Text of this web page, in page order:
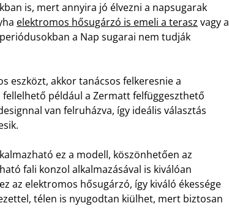
is, mert annyira jó élvezni a napsugarak
elektromos hősugárzó is emeli a terasz vagy a
a Nap sugarai nem tudják
eszközt, akkor tanácsos felkeresnie a
például a Zermatt felfüggeszthető
van felruházva, így ideális választás
ez a modell, köszönhetően az
fali konzol alkalmazásával is kiválóan
az elektromos hősugárzó, így kiváló ékessége
télen is nyugodtan kiülhet, mert biztosan